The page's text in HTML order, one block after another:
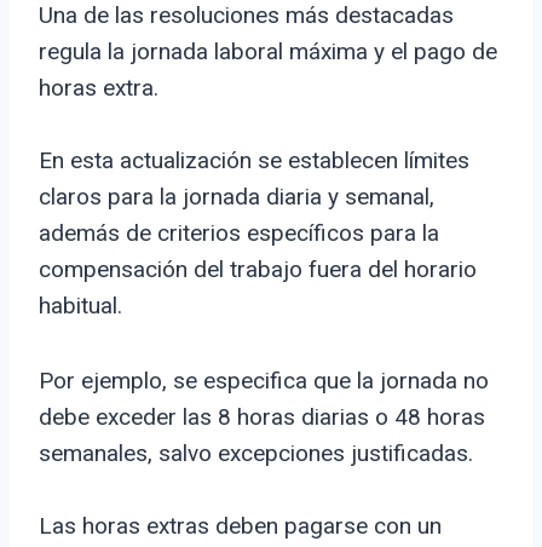
Una de las resoluciones más destacadas
regula la jornada laboral máxima y el pago de
horas extra.
En esta actualización se establecen límites
claros para la jornada diaria y semanal,
además de criterios específicos para la
compensación del trabajo fuera del horario
habitual.
Por ejemplo, se especifica que la jornada no
debe exceder las 8 horas diarias o 48 horas
semanales, salvo excepciones justificadas.
Las horas extras deben pagarse con un